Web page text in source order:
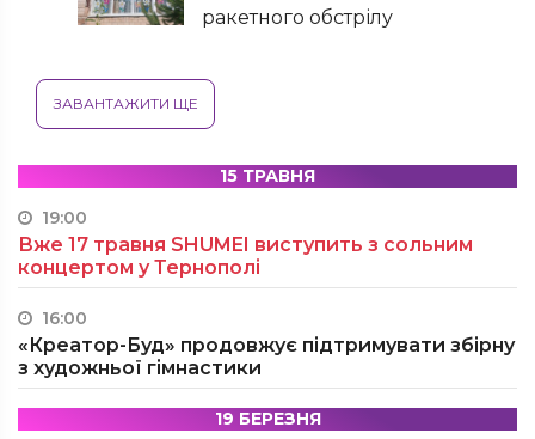
ракетного обстрілу
ЗАВАНТАЖИТИ ЩЕ
15 ТРАВНЯ
19:00
Вже 17 травня SHUMEI виступить з сольним
концертом у Тернополі
16:00
«Креатор-Буд» продовжує підтримувати збірну
з художньої гімнастики
19 БЕРЕЗНЯ